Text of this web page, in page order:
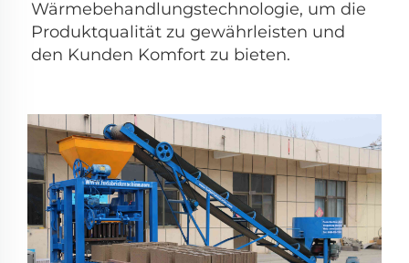
Wärmebehandlungstechnologie, um die
Produktqualität zu gewährleisten und
den Kunden Komfort zu bieten.